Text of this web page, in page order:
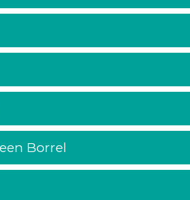
Borrel